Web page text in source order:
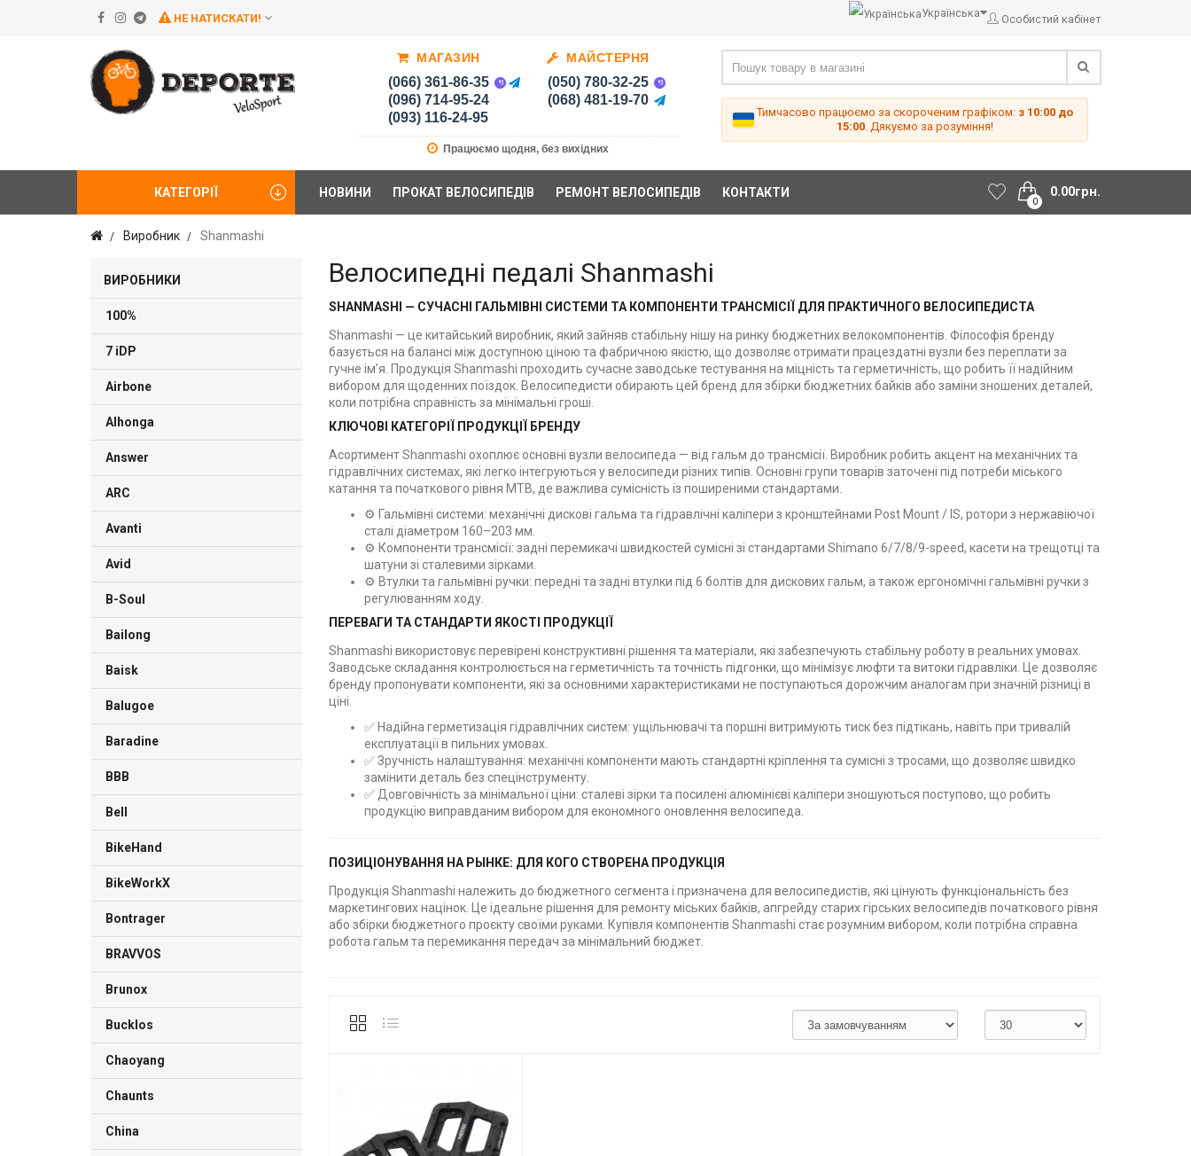
НЕ НАТИСКАТИ! Українська Особистий кабінет
МАГАЗИН
(066) 361-86-35
(096) 714-95-24
(093) 116-24-95
МАЙСТЕРНЯ
(050) 780-32-25
(068) 481-19-70
Працюємо щодня, без вихідних
Тимчасово працюємо за скороченим графіком: з 10:00 до
15:00. Дякуємо за розуміння!
0
0.00грн.
КАТЕГОРІЇ НОВИНИ ПРОКАТ ВЕЛОСИПЕДІВ РЕМОНТ ВЕЛОСИПЕДІВ КОНТАКТИ
Виробник Shanmashi
ВИРОБНИКИ
100%
7 iDP
Airbone
Alhonga
Answer
ARC
Avanti
Avid
B-Soul
Bailong
Baisk
Balugoe
Baradine
BBB
Bell
BikeHand
BikeWorkX
Bontrager
BRAVVOS
Brunox
Bucklos
Chaoyang
Chaunts
China
Велосипедні педалі Shanmashi
SHANMASHI — СУЧАСНІ ГАЛЬМІВНІ СИСТЕМИ ТА КОМПОНЕНТИ ТРАНСМІСІЇ ДЛЯ ПРАКТИЧНОГО ВЕЛОСИПЕДИСТА
Shanmashi — це китайський виробник, який зайняв стабільну нішу на ринку бюджетних велокомпонентів. Філософія бренду
базується на балансі між доступною ціною та фабричною якістю, що дозволяє отримати працездатні вузли без переплати за
гучне ім’я. Продукція Shanmashi проходить сучасне заводське тестування на міцність та герметичність, що робить її надійним
вибором для щоденних поїздок. Велосипедисти обирають цей бренд для збірки бюджетних байків або заміни зношених деталей,
коли потрібна справність за мінімальні гроші.
КЛЮЧОВІ КАТЕГОРІЇ ПРОДУКЦІЇ БРЕНДУ
Асортимент Shanmashi охоплює основні вузли велосипеда — від гальм до трансмісії. Виробник робить акцент на механічних та
гідравлічних системах, які легко інтегруються у велосипеди різних типів. Основні групи товарів заточені під потреби міського
катання та початкового рівня MTB, де важлива сумісність із поширеними стандартами.
⚙️ Гальмівні системи: механічні дискові гальма та гідравлічні каліпери з кронштейнами Post Mount / IS, ротори з нержавіючої
сталі діаметром 160–203 мм.
⚙️ Компоненти трансмісії: задні перемикачі швидкостей сумісні зі стандартами Shimano 6/7/8/9-speed, касети на трещотці та
шатуни зі сталевими зірками.
⚙️ Втулки та гальмівні ручки: передні та задні втулки під 6 болтів для дискових гальм, а також ергономічні гальмівні ручки з
регулюванням ходу.
ПЕРЕВАГИ ТА СТАНДАРТИ ЯКОСТІ ПРОДУКЦІЇ
Shanmashi використовує перевірені конструктивні рішення та матеріали, які забезпечують стабільну роботу в реальних умовах.
Заводське складання контролюється на герметичність та точність підгонки, що мінімізує люфти та витоки гідравліки. Це дозволяє
бренду пропонувати компоненти, які за основними характеристиками не поступаються дорожчим аналогам при значній різниці в
ціні.
✅ Надійна герметизація гідравлічних систем: ущільнювачі та поршні витримують тиск без підтікань, навіть при тривалій
експлуатації в пильних умовах.
✅ Зручність налаштування: механічні компоненти мають стандартні кріплення та сумісні з тросами, що дозволяє швидко
замінити деталь без спецінструменту.
✅ Довговічність за мінімальної ціни: сталеві зірки та посилені алюмінієві каліпери зношуються поступово, що робить
продукцію виправданим вибором для економного оновлення велосипеда.
ПОЗИЦІОНУВАННЯ НА РЫНКЕ: ДЛЯ КОГО СТВОРЕНА ПРОДУКЦІЯ
Продукція Shanmashi належить до бюджетного сегмента і призначена для велосипедистів, які цінують функціональність без
маркетингових націнок. Це ідеальне рішення для ремонту міських байків, апгрейду старих гірських велосипедів початкового рівня
або збірки бюджетного проєкту своїми руками. Купівля компонентів Shanmashi стає розумним вибором, коли потрібна справна
робота гальм та перемикання передач за мінімальний бюджет.